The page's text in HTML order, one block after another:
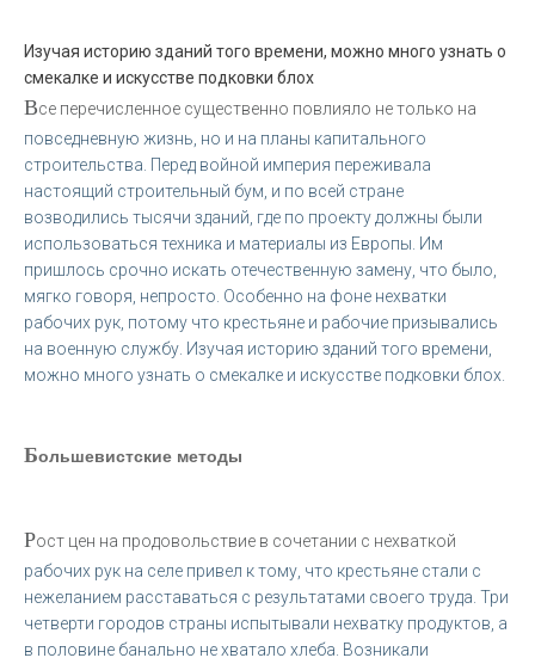
Изучая историю зданий того времени, можно много узнать о
смекалке и искусстве подковки блох
Все перечисленное существенно повлияло не только на
повседневную жизнь, но и на планы капитального
строительства. Перед войной империя переживала
настоящий строительный бум, и по всей стране
возводились тысячи зданий, где по проекту должны были
использоваться техника и материалы из Европы. Им
пришлось срочно искать отечественную замену, что было,
мягко говоря, непросто. Особенно на фоне нехватки
рабочих рук, потому что крестьяне и рабочие призывались
на военную службу. Изучая историю зданий того времени,
можно много узнать о смекалке и искусстве подковки блох.
Большевистские методы
Рост цен на продовольствие в сочетании с нехваткой
рабочих рук на селе привел к тому, что крестьяне стали с
нежеланием расставаться с результатами своего труда. Три
четверти городов страны испытывали нехватку продуктов, а
в половине банально не хватало хлеба. Возникали